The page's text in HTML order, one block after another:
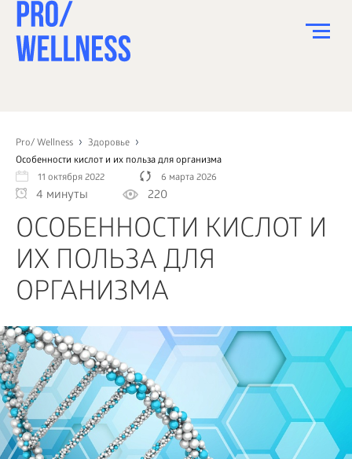
Pro/ Wellness
Здоровье
Особенности кислот и их польза для организма
11 октября 2022
6 марта 2026
4 минуты 220
ОСОБЕННОСТИ КИСЛОТ И
ИХ ПОЛЬЗА ДЛЯ
ОРГАНИЗМА
СПОРТ
ЗДОРОВЬЕ
КРАСОТА
ПСИХОЛОГИЯ
ДЕТИ
ДОМ
КАК?
БИЗНЕС